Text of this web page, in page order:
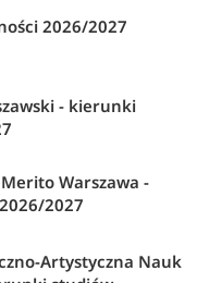
2026/2027
- kierunki
Warszawa -
2027
Artystyczna Nauk